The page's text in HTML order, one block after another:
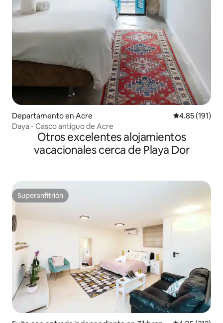
Departamento en Acre Calificación
4.85 (191)
Daya - Casco antiguo de Acre
Otros excelentes alojamientos
vacacionales cerca de Playa Dor
Superanfitrión
Superanfitrión